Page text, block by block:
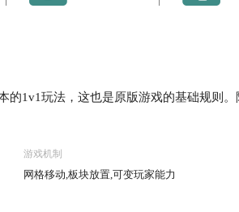
的1v1玩法，这也是原版游戏的基础规则
游戏机制
网格移动,板块放置,可变玩家能力